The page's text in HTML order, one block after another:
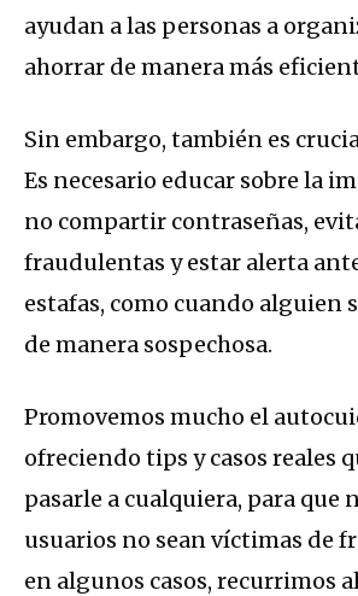
ayudan a las personas a
ahorrar de manera más
Sin embargo, también es
Es necesario educar sobre la
no compartir contraseñas,
fraudulentas y estar alerta
estafas, como cuando alguien
de manera sospechosa.
Promovemos mucho el
ofreciendo tips y casos reales
pasarle a cualquiera, para que
usuarios no sean víctimas de
en algunos casos, recurrimos